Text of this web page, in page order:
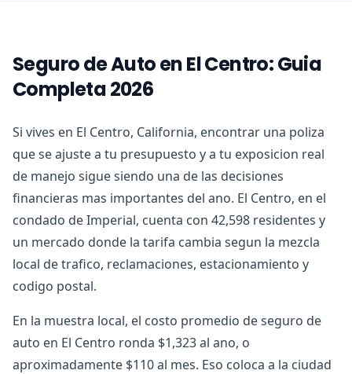
Seguro de Auto en El Centro: Guia
Completa 2026
Si vives en El Centro, California, encontrar una poliza
que se ajuste a tu presupuesto y a tu exposicion real
de manejo sigue siendo una de las decisiones
financieras mas importantes del ano. El Centro, en el
condado de Imperial, cuenta con 42,598 residentes y
un mercado donde la tarifa cambia segun la mezcla
local de trafico, reclamaciones, estacionamiento y
codigo postal.
En la muestra local, el costo promedio de seguro de
auto en El Centro ronda $1,323 al ano, o
aproximadamente $110 al mes. Eso coloca a la ciudad